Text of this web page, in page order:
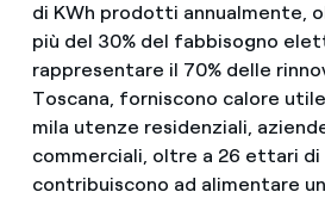
di KWh prodotti annualmente,
più del 30% del fabbisogno
rappresentare il 70% delle
Toscana, forniscono calore
mila utenze residenziali,
commerciali, oltre a 26 ettari di
contribuiscono ad alimentare